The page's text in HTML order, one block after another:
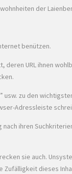
der
benützen.
URL ihnen
usw. zu den
Adressleiste
ihren
sie auch.
dieses